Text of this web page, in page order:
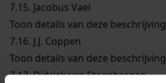
7.15. Jacobus Vael
Toon details van deze beschrijving
7.16. J.J. Coppen
Toon details van deze beschrijving
7.17.Didrick van Steenbergen